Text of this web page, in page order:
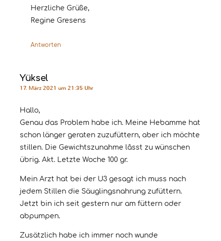
Herzliche Grüße,
Regine Gresens
Antworten
Yüksel
17. März 2021 um 21:35 Uhr
Hallo,
Genau das Problem habe ich. Meine Hebamme hat
schon länger geraten zuzufüttern, aber ich möchte
stillen. Die Gewichtszunahme lâsst zu wünschen
übrig. Akt. Letzte Woche 100 gr.
Mein Arzt hat bei der U3 gesagt ich muss nach
jedem Stillen die Säuglingsnahrung zufüttern.
Jetzt bin ich seit gestern nur am füttern oder
abpumpen.
Zusätzlich habe ich immer noch wunde